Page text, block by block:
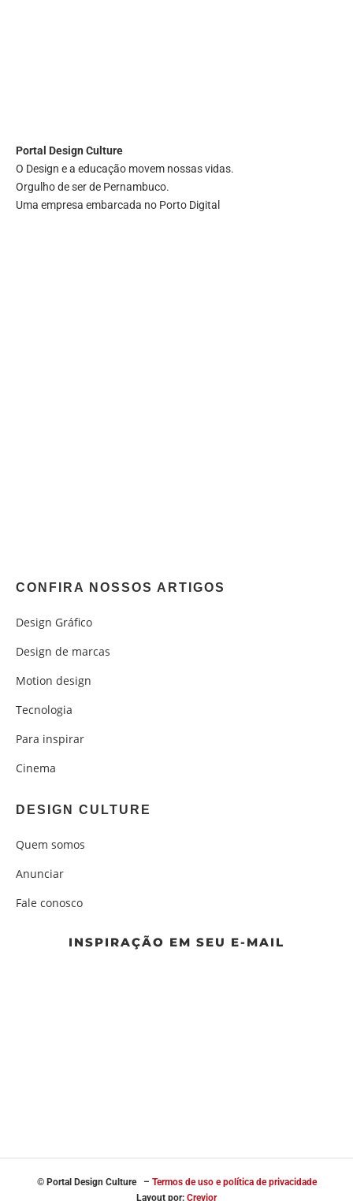
Portal Design Culture
O Design e a educação movem nossas vidas.
Orgulho de ser de Pernambuco.
Uma empresa embarcada no Porto Digital
CONFIRA NOSSOS ARTIGOS
Design Gráfico
Design de marcas
Motion design
Tecnologia
Para inspirar
Cinema
DESIGN CULTURE
Quem somos
Anunciar
Fale conosco
INSPIRAÇÃO EM SEU E-MAIL
© Portal Design Culture – Termos de uso e política de privacidade
Layout por: Crevior